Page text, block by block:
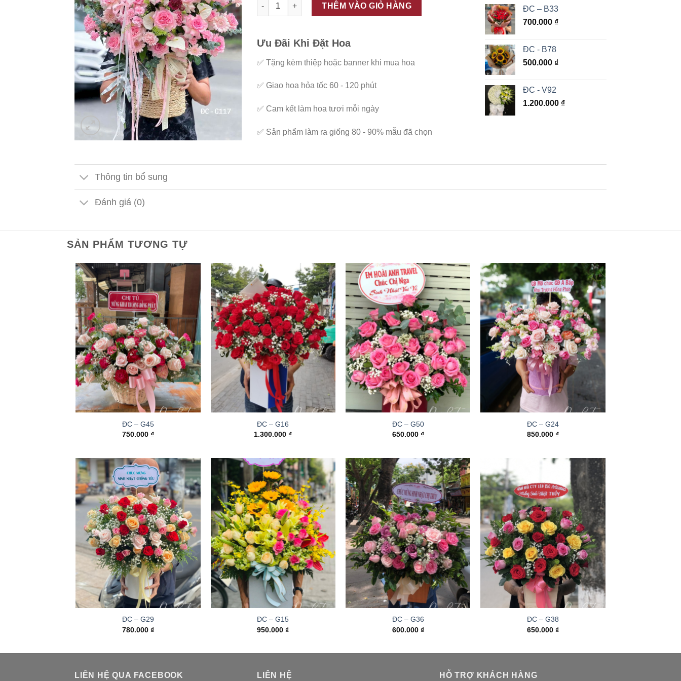
THÊM VÀO GIỎ HÀNG
Ưu Đãi Khi Đặt Hoa
✅ Tặng kèm thiệp hoặc banner khi mua hoa
✅ Giao hoa hỏa tốc 60 - 120 phút
✅ Cam kết làm hoa tươi mỗi ngày
✅ Sản phẩm làm ra giống 80 - 90% mẫu đã chọn
ĐC – B33
700.000 ₫
ĐC - B78
500.000 ₫
ĐC - V92
1.200.000 ₫
Thông tin bổ sung
Đánh giá (0)
SẢN PHẨM TƯƠNG TỰ
ĐC – G45
750.000₫
ĐC – G16
1.300.000₫
ĐC – G50
650.000 ₫
ĐC – G24
850.000 ₫
ĐC – G29
780.000₫
ĐC – G15
950.000₫
ĐC – G36
600.000 ₫
ĐC – G38
650.000 ₫
LIÊN HỆ QUA FACEBOOK LIÊN HỆ HỖ TRỢ KHÁCH HÀNG